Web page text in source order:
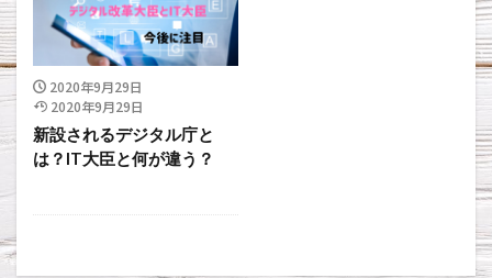
2020年9月29日
2020年9月29日
新設されるデジタル庁と
は？IT大臣と何が違う？